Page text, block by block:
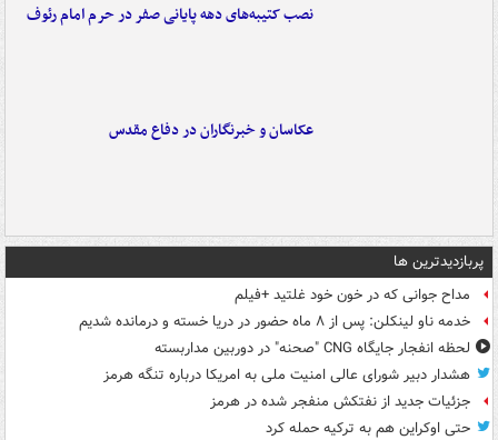
نصب کتیبه‌های دهه پایانی صفر در حرم امام رئوف
عکاسان و خبرنگاران در دفاع مقدس
پربازدیدترین ها
مداح جوانی که در خون خود غلتید +فیلم
خدمه ناو لینکلن: پس از ۸ ماه حضور در دریا خسته و درمانده‌ شدیم
لحظه انفجار جایگاه CNG "صحنه" در دوربین مداربسته
هشدار دبیر شورای عالی امنیت ملی به امریکا درباره تنگه هرمز
جزئیات جدید از نفتکش منفجر شده در هرمز
حتی اوکراین هم به ترکیه حمله کرد